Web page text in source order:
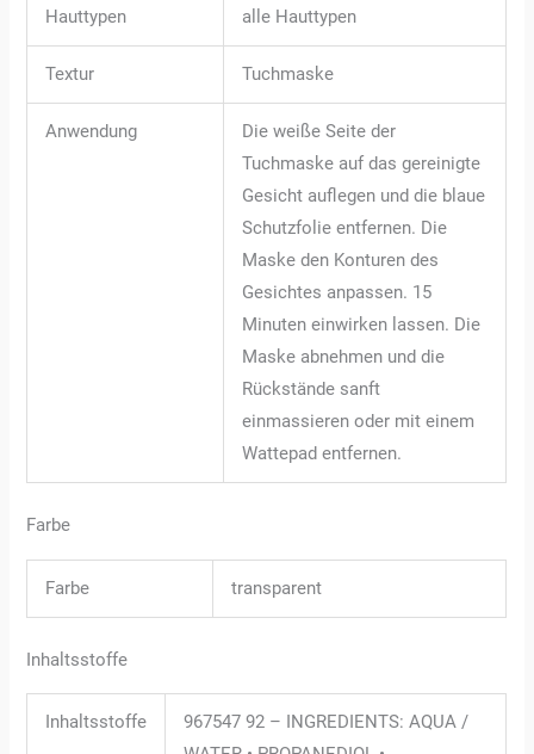
Hauttypen alle Hauttypen
Textur Tuchmaske
Anwendung
Die weiße Seite der
Tuchmaske auf das gereinigte
Gesicht auflegen und die blaue
Schutzfolie entfernen. Die
Maske den Konturen des
Gesichtes anpassen. 15
Minuten einwirken lassen. Die
Maske abnehmen und die
Rückstände sanft
einmassieren oder mit einem
Wattepad entfernen.
Farbe
Farbe transparent
Inhaltsstoffe
Inhaltsstoffe
967547 92 – INGREDIENTS: AQUA /